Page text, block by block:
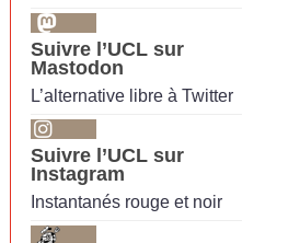
Suivre l’UCL sur
Mastodon
L’alternative libre à Twitter
Suivre l’UCL sur
Instagram
Instantanés rouge et noir